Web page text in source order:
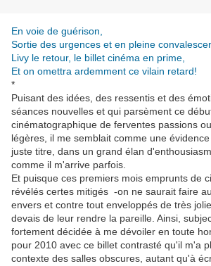
En voie de guérison,
Sortie des urgences et en pleine
Livy le retour, le billet cinéma en prime,
Et on omettra ardemment ce vilain retard!
*
Puisant des idées, des ressentis et des
séances nouvelles et qui parsèment ce
cinématographique de ferventes passions
légères, il me semblait comme une
juste titre, dans un grand élan
comme il m'arrive parfois.
Et puisque ces premiers mois emprunts de
révélés certes mitigés -on ne saurait faire
envers et contre tout enveloppés de très
devais de leur rendre la pareille. Ainsi,
fortement décidée à me dévoiler en toute
pour 2010 avec ce billet contrasté qu'il m'a
contexte des salles obscures, autant qu'à